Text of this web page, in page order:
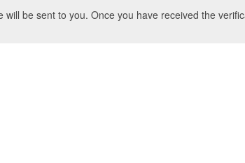
be sent to you. Once you have received the